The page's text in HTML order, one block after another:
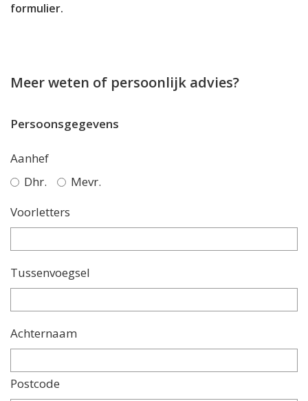
formulier.
Meer weten of persoonlijk advies?
Persoonsgegevens
Aanhef
Dhr.
Mevr.
Voorletters
Tussenvoegsel
Achternaam
Postcode